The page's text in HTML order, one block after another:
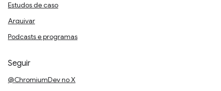
Estudos de caso
Arquivar
Podcasts e programas
Seguir
@ChromiumDev no X